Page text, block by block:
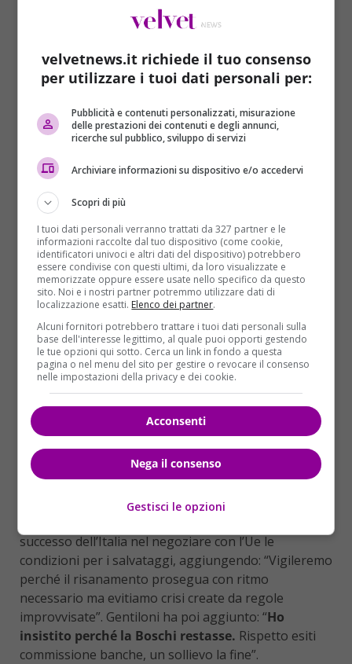
IUS SOLI
Sullo Ius Soli, Gentiloni ha dichiarato: “Il modo
migliore per archiviare lo Ius soli per molti anni
sarebbe stato quello di farlo bocciare.Sono
convintissimo dell’importanza di questa norma
sappiamo che il futuro si gioca sulla nostra capacità
di non escludere e di non respingere, perché chi
semina esclusione e respinge raccoglie odio. Ma non
abbiamo avuto i numeri, non ci siamo riusciti. Vi
assicuro che da parte del governo non ci sono mai
state incertezze, purtroppo c’era la certezza sulla
mancanza dei numeri”.
LE BANCHE
Nel suo discorso, il presidente del Consiglio è anche
intervenuto sul tema delle banche. “Nel fronteggiare
la crisi delle bancheil governo ha evitato le
conseguenze di una crisi di sistema, altro che
successo dell’Italia nel negoziare con l’Ue le
condizioni per i salvataggi, aggiungendo: “Vigileremo
perché il risanamento prosegua con ritmo
necessario ma evitiamo crisi create da regole
improvvisate”. Gentiloni ha poi aggiunto: “Ho
insistito perché la Boschi restasse. Rispetto esiti
commissione banche, un sollievo la fine”.
velvetnews.it richiede il tuo consenso
per utilizzare i tuoi dati personali per:
Pubblicità e contenuti personalizzati, misurazione
delle prestazioni dei contenuti e degli annunci,
ricerche sul pubblico, sviluppo di servizi
Archiviare informazioni su dispositivo e/o accedervi
Scopri di più
I tuoi dati personali verranno trattati da 327 partner e le
informazioni raccolte dal tuo dispositivo (come cookie,
identificatori univoci e altri dati del dispositivo) potrebbero
essere condivise con questi ultimi, da loro visualizzate e
memorizzate oppure essere usate nello specifico da questo
sito. Noi e i nostri partner potremmo utilizzare dati di
localizzazione esatti. Elenco dei partner.
Alcuni fornitori potrebbero trattare i tuoi dati personali sulla
base dell'interesse legittimo, al quale puoi opporti gestendo
le tue opzioni qui sotto. Cerca un link in fondo a questa
pagina o nel menu del sito per gestire o revocare il consenso
nelle impostazioni della privacy e dei cookie.
Acconsenti
Nega il consenso
Gestisci le opzioni